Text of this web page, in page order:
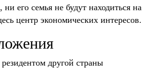
его семья не будут находиться на
центр экономических интересов.
другой страны